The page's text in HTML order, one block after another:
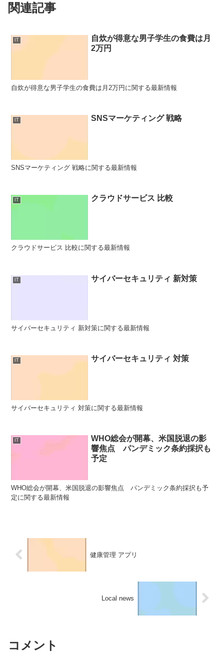
関連記事
IT
自炊が得意な男子学生の食費は月
2万円
自炊が得意な男子学生の食費は月2万円に関する最新情報
IT SNSマーケティング 戦略
SNSマーケティング 戦略に関する最新情報
IT クラウドサービス 比較
クラウドサービス 比較に関する最新情報
IT サイバーセキュリティ 新対策
サイバーセキュリティ 新対策に関する最新情報
IT サイバーセキュリティ 対策
サイバーセキュリティ 対策に関する最新情報
IT
WHO総会が開幕、米国脱退の影
響焦点 パンデミック条約採択も
予定
WHO総会が開幕、米国脱退の影響焦点 パンデミック条約採択も予
定に関する最新情報
健康管理 アプリ
Local news
コメント